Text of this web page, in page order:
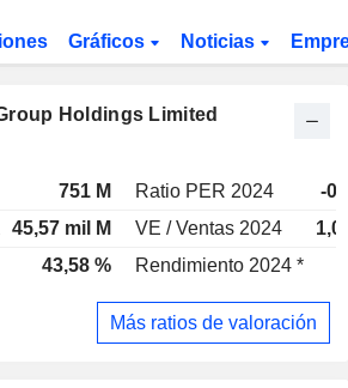
Gráficos Noticias
Holdings Limited
751 M Ratio PER 2024
-
45,57 mil M VE / Ventas 2024
43,58 % Rendimiento 2024 *
Más ratios de valoración